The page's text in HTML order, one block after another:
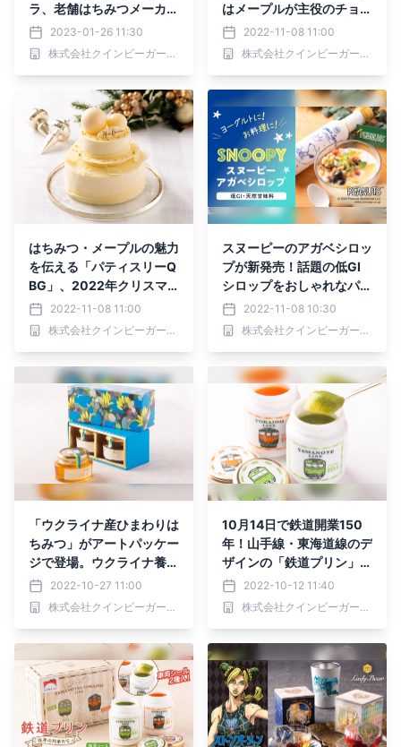
ラ、老舗はちみつメーカー
直営「パティスリーQB
G」から発売【バレンタイ
ン2023】
2023-01-26 11:30
株式会社クインビーガーデン
はメープルが主役のチョコ
ケーキが新登場！自然派ス
イーツショップ「QBGレ
ディベア」にてご予約受付
2022-11-08 11:00
株式会社クインビーガーデン
はちみつ・メープルの魅力
を伝える「パティスリーQ
BG」、2022年クリスマ
スケーキの予約受付開始！
自然の恵みがつまったスペ
シャリテを品川駅エキナカ
2022-11-08 11:00
株式会社クインビーガーデン
スヌーピーのアガベシロッ
プが新発売！話題の低GI
シロップをおしゃれなパッ
ケージで楽しもう♪
2022-11-08 10:30
株式会社クインビーガーデン
「ウクライナ産ひまわりは
ちみつ」がアートパッケー
ジで登場。ウクライナ養蜂
の復興を願い、現代美術ア
ーティスト荻野夕奈の描く
ひまわり畑をデザイン【ク
2022-10-27 11:00
株式会社クインビーガーデン
10月14日で鉄道開業150
年！山手線・東海道線のデ
ザインの「鉄道プリン」が
記念商品として登場【パテ
ィスリーQBG】
2022-10-12 11:40
株式会社クインビーガーデン